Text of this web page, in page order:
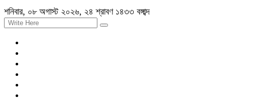
শনিবার, ০৮ অগাস্ট ২০২৬, ২৪ শ্রাবণ ১৪৩৩ বঙ্গাব্দ